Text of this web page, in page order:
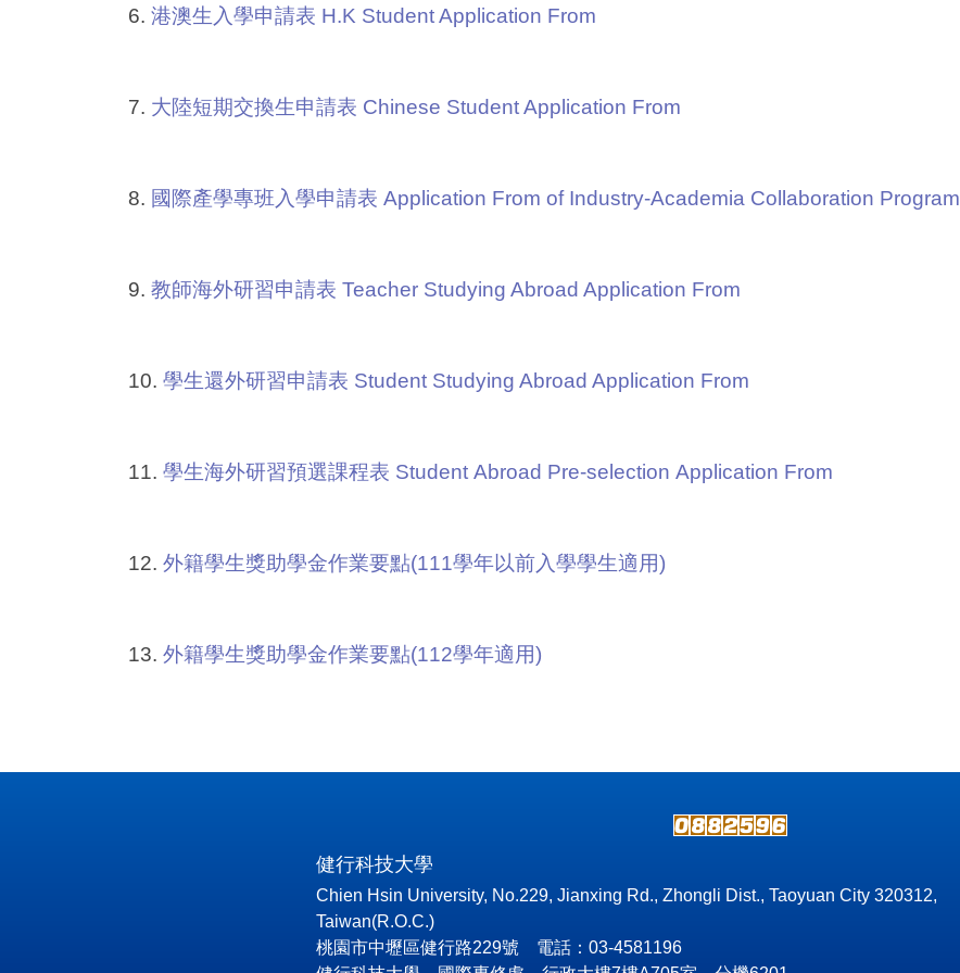
6. 港澳生入學申請表 H.K Student Application From
7. 大陸短期交換生申請表 Chinese Student Application From
8. 國際產學專班入學申請表 Application From of Industry-Academia Collaboration Program
9. 教師海外研習申請表 Teacher Studying Abroad Application From
10. 學生還外研習申請表 Student Studying Abroad Application From
11. 學生海外研習預選課程表 Student Abroad Pre-selection Application From
12. 外籍學生獎助學金作業要點(111學年以前入學學生適用)
13. 外籍學生獎助學金作業要點(112學年適用)
健行科技大學
Chien Hsin University, No.229, Jianxing Rd., Zhongli Dist., Taoyuan City 320312,
Taiwan(R.O.C.)
桃園市中壢區健行路229號 電話：03-4581196